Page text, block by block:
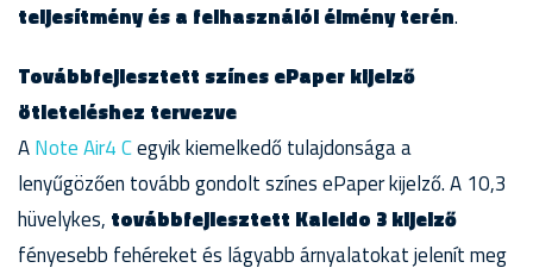
teljesítmény és a felhasználói élmény terén.
Továbbfejlesztett színes ePaper kijelző
ötleteléshez tervezve
ANote Air4 Cegyik kiemelkedő tulajdonsága a
lenyűgözően tovább gondolt színes ePaper kijelző. A 10,3
hüvelykes, továbbfejlesztett Kaleido 3 kijelző
fényesebb fehéreket és lágyabb árnyalatokat jelenít meg